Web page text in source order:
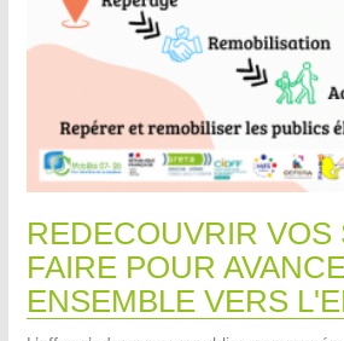
REDECOUVRIR VOS
FAIRE POUR
ENSEMBLE VERS